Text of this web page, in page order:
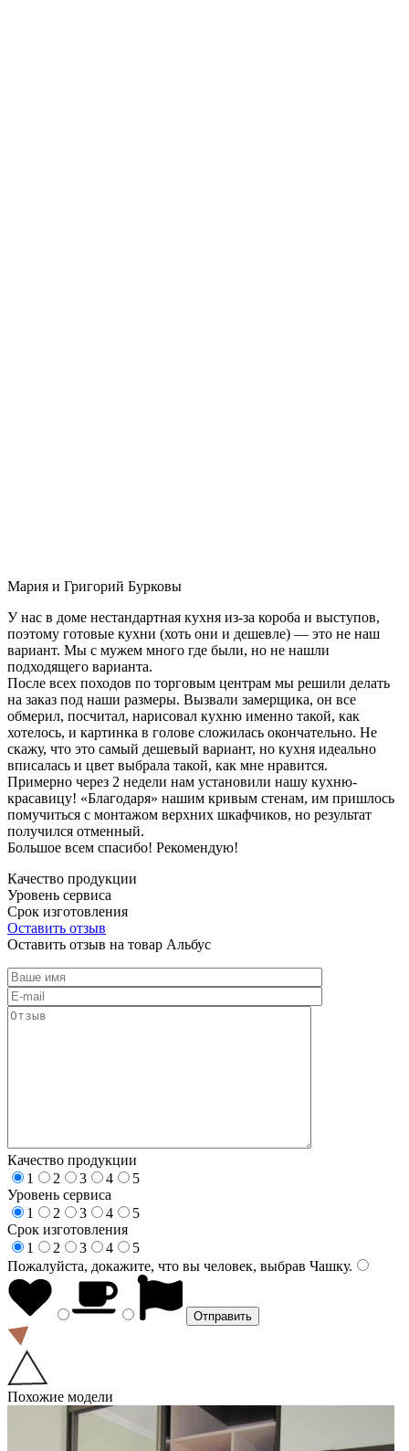
Мария и Григорий Бурковы
У нас в доме нестандартная кухня из-за короба и выступов,
поэтому готовые кухни (хоть они и дешевле) — это не наш
вариант. Мы с мужем много где были, но не нашли
подходящего варианта.
После всех походов по торговым центрам мы решили делать
на заказ под наши размеры. Вызвали замерщика, он все
обмерил, посчитал, нарисовал кухню именно такой, как
хотелось, и картинка в голове сложилась окончательно. Не
скажу, что это самый дешевый вариант, но кухня идеально
вписалась и цвет выбрала такой, как мне нравится.
Примерно через 2 недели нам установили нашу кухню-
красавицу! «Благодаря» нашим кривым стенам, им пришлось
помучиться с монтажом верхних шкафчиков, но результат
получился отменный.
Большое всем спасибо! Рекомендую!
Качество продукции
Уровень сервиса
Срок изготовления
Оставить отзыв
Оставить отзыв на товар Альбус
Качество продукции
1
2 3 4
5
Уровень сервиса
1
2 3 4
5
Срок изготовления
1
2 3 4
5
Пожалуйста, докажите, что вы человек, выбрав Чашку.
Похожие модели